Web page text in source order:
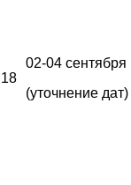
18
02-04 сентября
(уточнение дат)